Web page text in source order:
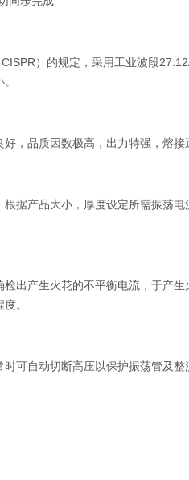
）的规定，采用工业波段
品质因数极高，出力特强，熔接
产品大小，厚度设定所需振荡电
产生火花的不平衡电流，于产生
。
自动切断高压以保护振荡管及整